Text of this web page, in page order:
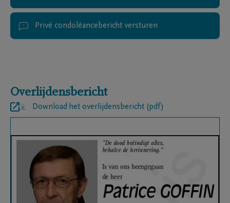
Privé condoléancebericht versturen
Overlijdensbericht
Download het overlijdensbericht (pdf)